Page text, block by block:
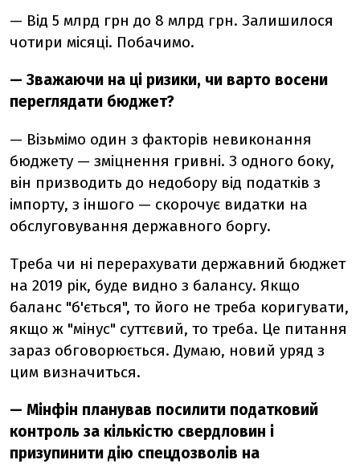
— Від 5 млрд грн до 8 млрд грн. Залишилося
чотири місяці. Побачимо.
— Зважаючи на ці ризики, чи варто восени
переглядати бюджет?
— Візьмімо один з факторів невиконання
бюджету — зміцнення гривні. З одного боку,
він призводить до недобору від податків з
імпорту, з іншого — скорочує видатки на
обслуговування державного боргу.
Треба чи ні перерахувати державний бюджет
на 2019 рік, буде видно з балансу. Якщо
баланс "б'ється", то його не треба коригувати,
якщо ж "мінус" суттєвий, то треба. Це питання
зараз обговорюється. Думаю, новий уряд з
цим визначиться.
— Мінфін планував посилити податковий
контроль за кількістю свердловин і
призупинити дію спецдозволів на